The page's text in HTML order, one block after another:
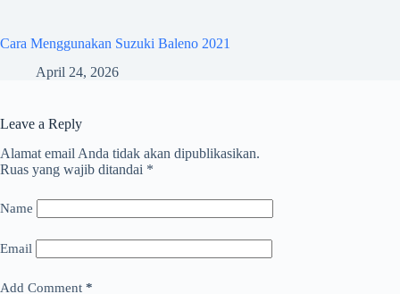
Cara Menggunakan Suzuki Baleno 2021
April 24, 2026
Leave a Reply
Alamat email Anda tidak akan dipublikasikan.
Ruas yang wajib ditandai *
Name
Email
Add Comment *